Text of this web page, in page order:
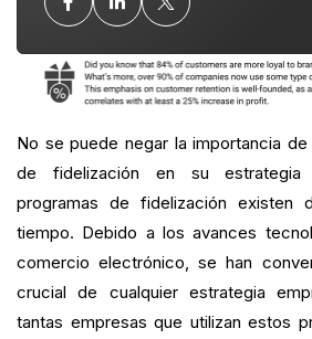
No se puede negar la importancia
de fidelización en su
programas de fidelización existen
tiempo. Debido a los avances
comercio electrónico, se han
crucial de cualquier estrategia
tantas empresas que utilizan estos